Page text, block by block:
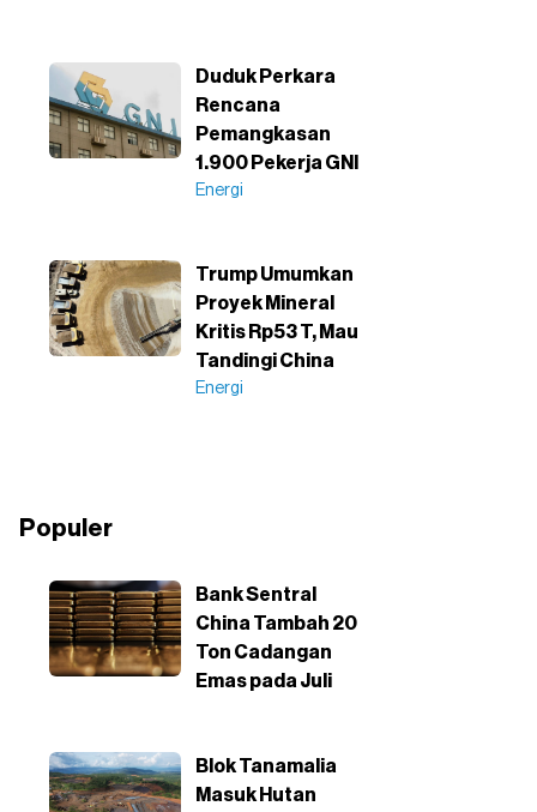
Duduk Perkara
Rencana
Pemangkasan
1.900 Pekerja GNI
Energi
Trump Umumkan
Proyek Mineral
Kritis Rp53 T, Mau
Tandingi China
Energi
Populer
Bank Sentral
China Tambah 20
Ton Cadangan
Emas pada Juli
Blok Tanamalia
Masuk Hutan